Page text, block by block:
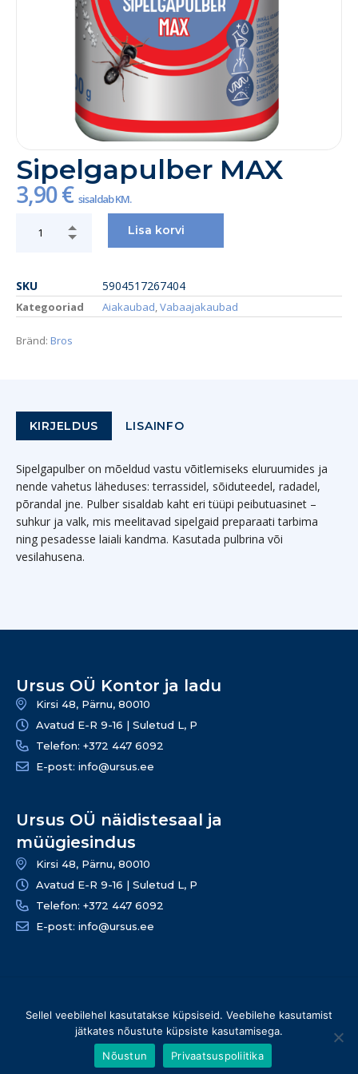
Sipelgapulber MAX
3,90€ sisaldab KM.
Lisa korvi
SKU 5904517267404
Kategooriad Aiakaubad Vabaajakaubad
Bränd: Bros
KIRJELDUS LISAINFO
Sipelgapulber on mõeldud vastu võitlemiseks eluruumides ja
nende vahetus läheduses: terrassidel, sõiduteedel, radadel,
põrandal jne. Pulber sisaldab kaht eri tüüpi peibutuasinet –
suhkur ja valk, mis meelitavad sipelgaid preparaati tarbima
ning pesadesse laiali kandma. Kasutada pulbrina või
vesilahusena.
Ursus OÜ Kontor ja ladu
Kirsi 48, Pärnu, 80010
Avatud E-R 9-16 | Suletud L, P
Telefon: +372 447 6092
E-post: info@ursus.ee
Ursus OÜ näidistesaal ja
müügiesindus
Kirsi 48, Pärnu, 80010
Avatud E-R 9-16 | Suletud L, P
Telefon: +372 447 6092
E-post: info@ursus.ee
+372 447 6090
Sellel veebilehel kasutatakse küpsiseid. Veebilehe kasutamist
jätkates nõustute küpsiste kasutamisega.
Nõustun
Privaatsuspoliitika